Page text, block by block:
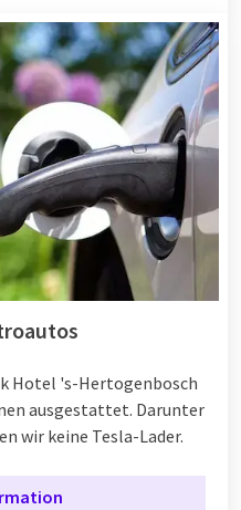
Hotel 's-Hertogenbosch
ausgestattet. Darunter
wir keine Tesla-Lader.